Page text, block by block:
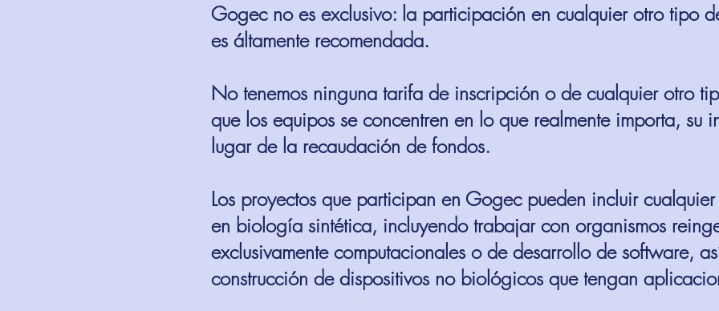
Gogec no es exclusivo: la participación en cualquier otro tipo
es áltamente recomendada.
No tenemos ninguna tarifa de inscripción o de cualquier otro
que los equipos se concentren en lo que realmente importa, su
lugar de la recaudación de fondos.
Los proyectos que participan en Gogec pueden incluir
en biología sintética, incluyendo trabajar con organismos
exclusivamente computacionales o de desarrollo de software,
construcción de dispositivos no biológicos que tengan